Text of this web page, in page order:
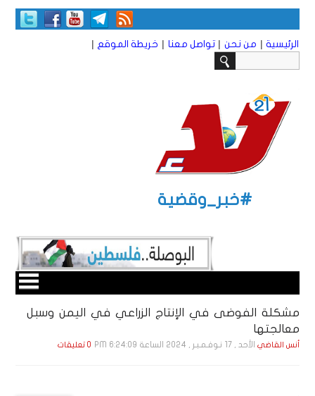
الرئيسية | من نحن | تواصل معنا | خريطة الموقع |
#خبر_وقضية
مشكلة الفوضى في الإنتاج الزراعي في اليمن وسبل
معالجتها
أنس القاضي الأحد , 17 نـوفـمـبـر , 2024 الساعة 6:24:09 PM 0 تعليقات